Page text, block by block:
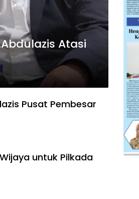
Atasi
Pusat Pembesar
untuk Pilkada